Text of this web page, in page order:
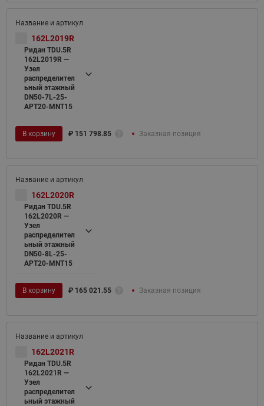
162L2019R
Ридан TDU.5R
162L2019R —
Узел
распределител
ьный этажный
DN50-7L-25-
APT20-MNT15
В корзину ₽ 151 798.85 Заказная позиция
162L2020R
Ридан TDU.5R
162L2020R —
Узел
распределител
ьный этажный
DN50-8L-25-
APT20-MNT15
В корзину ₽ 165 021.55 Заказная позиция
162L2021R
Ридан TDU.5R
162L2021R —
Узел
распределител
ьный этажный